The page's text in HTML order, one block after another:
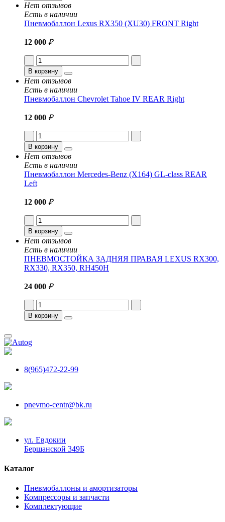
Нет отзывов
Есть в наличии
Пневмобаллон Lexus RX350 (XU30) FRONT Right
12 000 ₽
В корзину
Нет отзывов
Есть в наличии
Пневмобаллон Chevrolet Tahoe IV REAR Right
12 000 ₽
В корзину
Нет отзывов
Есть в наличии
Пневмобаллон Mercedes-Benz (X164) GL-class REAR
Left
12 000 ₽
В корзину
Нет отзывов
Есть в наличии
ПНЕВМОСТОЙКА ЗАДНЯЯ ПРАВАЯ LEXUS RX300,
RX330, RX350, RH450H
24 000 ₽
В корзину
8(965)472-22-99
pnevmo-centr@bk.ru
ул. Евдокии
Бершанской 349Б
Каталог
Пневмобаллоны и амортизаторы
Компрессоры и запчасти
Комплектующие